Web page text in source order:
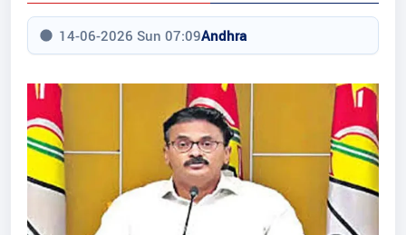
14-06-2026 Sun 07:09Andhra